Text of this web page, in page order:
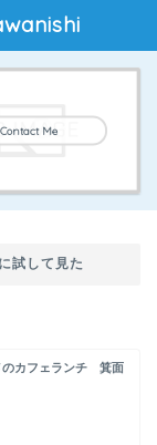
Contact Me
試して見た
のカフェランチ 箕面